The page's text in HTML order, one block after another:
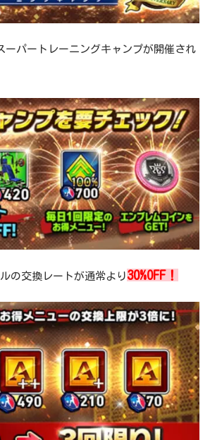
ーパートレーニングキャンプが開催され
の交換レートが通常より 30%OFF！